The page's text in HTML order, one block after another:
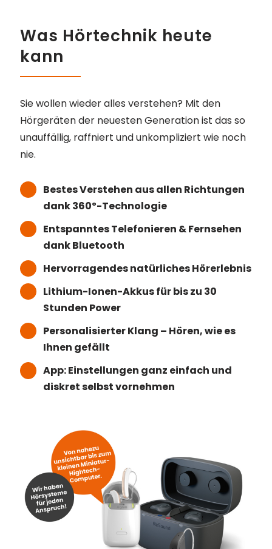
Was Hörtechnik heute
kann
Sie wollen wieder alles verstehen? Mit den
Hörgeräten der neuesten Generation ist das so
unauffällig, raffniert und unkompliziert wie noch
nie.
Bestes Verstehen aus allen Richtungen
dank 360º-Technologie
Entspanntes Telefonieren & Fernsehen
dank Bluetooth
Hervorragendes natürliches Hörerlebnis
Lithium-Ionen-Akkus für bis zu 30
Stunden Power
Personalisierter Klang – Hören, wie es
Ihnen gefällt
App: Einstellungen ganz einfach und
diskret selbst vornehmen